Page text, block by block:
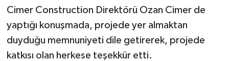
Cimer Construction Direktörü Ozan Cimer de
yaptığı konuşmada, projede yer almaktan
duyduğu memnuniyeti dile getirerek, projede
katkısı olan herkese teşekkür etti.